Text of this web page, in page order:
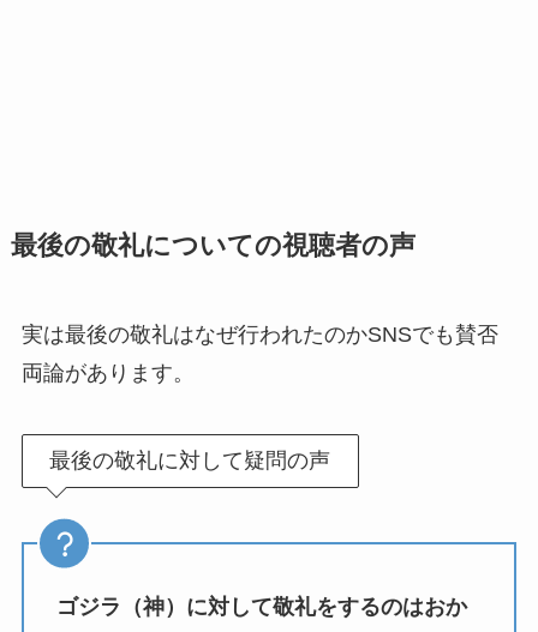
最後の敬礼についての視聴者の声
実は最後の敬礼はなぜ行われたのかSNSでも賛否
両論があります。
最後の敬礼に対して疑問の声
ゴジラ（神）に対して敬礼をするのはおか